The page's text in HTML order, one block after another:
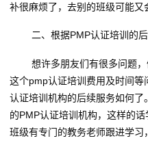
补很麻烦了，去别的班级可能又
二、根据PMP认证培训的
想许多朋友们有很多问题
这个pmp认证培训费用及时间
认证培训机构的后续服务如何
的PMP认证培训机构，这样的
班级有专门的教务老师跟进学习